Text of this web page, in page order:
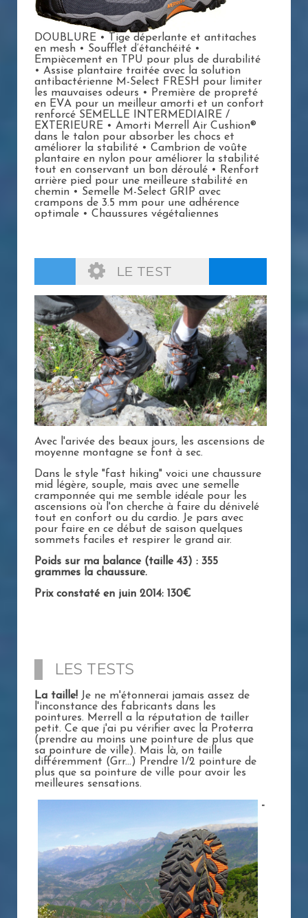
DOUBLURE • Tige déperlante et antitaches
en mesh • Soufflet d’étanchéité •
Empiècement en TPU pour plus de durabilité
• Assise plantaire traitée avec la solution
antibactérienne M-Select FRESH pour limiter
les mauvaises odeurs • Première de propreté
en EVA pour un meilleur amorti et un confort
renforcé SEMELLE INTERMEDIAIRE /
EXTERIEURE • Amorti Merrell Air Cushion®
dans le talon pour absorber les chocs et
améliorer la stabilité • Cambrion de voûte
plantaire en nylon pour améliorer la stabilité
tout en conservant un bon déroulé • Renfort
arrière pied pour une meilleure stabilité en
chemin • Semelle M-Select GRIP avec
crampons de 3.5 mm pour une adhérence
optimale • Chaussures végétaliennes
LE TEST
Avec l'arivée des beaux jours, les ascensions de
moyenne montagne se font à sec.
Dans le style "fast hiking" voici une chaussure
mid légère, souple, mais avec une semelle
cramponnée qui me semble idéale pour les
ascensions où l'on cherche à faire du dénivelé
tout en confort ou du cardio. Je pars avec
pour faire en ce début de saison quelques
sommets faciles et respirer le grand air.
Poids sur ma balance (taille 43) : 355
grammes la chaussure.
Prix constaté en juin 2014: 130€
LES TESTS
La taille! Je ne m'étonnerai jamais assez de
l'inconstance des fabricants dans les
pointures. Merrell a la réputation de tailler
petit. Ce que j'ai pu vérifier avec la Proterra
(prendre au moins une pointure de plus que
sa pointure de ville). Mais là, on taille
différemment (Grr...) Prendre 1/2 pointure de
plus que sa pointure de ville pour avoir les
meilleures sensations.
-